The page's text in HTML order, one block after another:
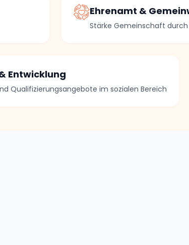
Ehrenamt &
Stärke Gemeinschaft
Entwicklung
Qualifizierungsangebote im sozialen Bereich